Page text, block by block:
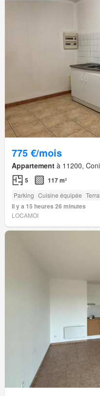
775 €/mois
Appartement à 11200,
5 117 m²
Parking Cuisine équipée
Il y a 15 heures 26 minutes
LOCAMOI